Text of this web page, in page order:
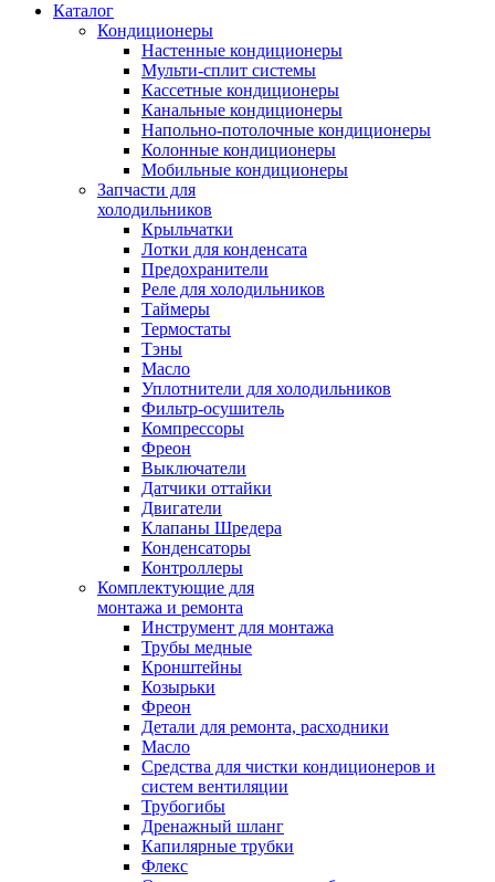
Каталог
Кондиционеры
Настенные кондиционеры
Мульти-сплит системы
Кассетные кондиционеры
Канальные кондиционеры
Напольно-потолочные кондиционеры
Колонные кондиционеры
Мобильные кондиционеры
Запчасти для
холодильников
Крыльчатки
Лотки для конденсата
Предохранители
Реле для холодильников
Таймеры
Термостаты
Тэны
Масло
Уплотнители для холодильников
Фильтр-осушитель
Компрессоры
Фреон
Выключатели
Датчики оттайки
Двигатели
Клапаны Шредера
Конденсаторы
Контроллеры
Комплектующие для
монтажа и ремонта
Инструмент для монтажа
Трубы медные
Кронштейны
Козырьки
Фреон
Детали для ремонта, расходники
Масло
Средства для чистки кондиционеров и
систем вентиляции
Трубогибы
Дренажный шланг
Капилярные трубки
Флекс